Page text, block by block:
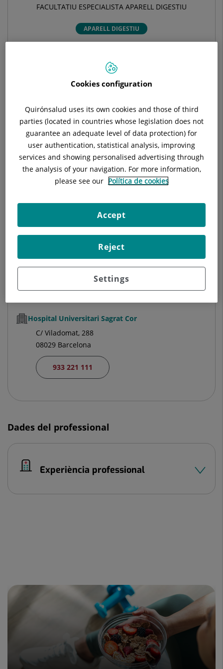
FACULTATIU ESPECIALISTA APARELL DIGESTIU
APARELL DIGESTIU
hospitals:
Hospital Universitari Dexeus
C/ Sabino Arana, 5-19
08028 Barcelona
932 274 747
Hospital Universitari General de Catalunya
08190 Sant Cugat del Vallés Barcelona
Hospital Universitari Sagrat Cor
C/ Viladomat, 288
08029 Barcelona
933 221 111
Dades del professional
Experiència professional
Cookies configuration
Quirónsalud uses its own cookies and those of third
parties (located in countries whose legislation does not
guarantee an adequate level of data protection) for
user authentication, statistical analysis, improving
services and showing personalised advertising through
the analysis of your navigation. For more information,
please see our Política de cookies
Settings
Reject
Accept